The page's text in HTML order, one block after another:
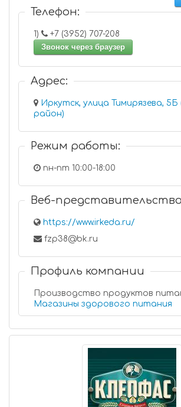
Телефон:
1)
+7 (3952) 707-208
Звонок через браузер
Адрес:
Иркутск, улица Тимирязева, 5Б
район)
Режим работы:
пн-пт 10:00-18:00
Веб-
https://www.irkeda.ru/
fzp38@bk.ru
Профиль компании
Производство продуктов
Магазины здорового питания